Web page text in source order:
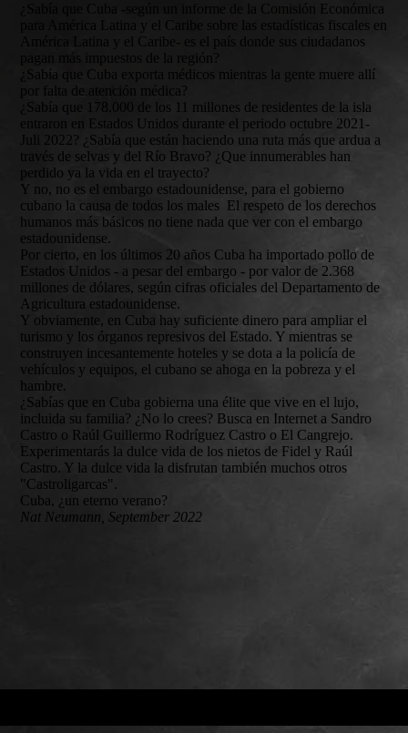
¿Sabía que Cuba -según un informe de la Comisión Económica
para América Latina y el Caribe sobre las estadísticas fiscales en
América Latina y el Caribe- es el país donde sus ciudadanos
pagan más impuestos de la región?
¿Sabía que Cuba exporta médicos mientras la gente muere allí
por falta de atención médica?
¿Sabía que 178.000 de los 11 millones de residentes de la isla
entraron en Estados Unidos durante el periodo octubre 2021-
Juli 2022? ¿Sabía que están haciendo una ruta más que ardua a
través de selvas y del Río Bravo? ¿Que innumerables han
perdido ya la vida en el trayecto?
Y no, no es el embargo estadounidense, para el gobierno
cubano la causa de todos los males El respeto de los derechos
humanos más básicos no tiene nada que ver con el embargo
estadounidense.
Por cierto, en los últimos 20 años Cuba ha importado pollo de
Estados Unidos - a pesar del embargo - por valor de 2.368
millones de dólares, según cifras oficiales del Departamento de
Agricultura estadounidense.
Y obviamente, en Cuba hay suficiente dinero para ampliar el
turismo y los órganos represivos del Estado. Y mientras se
construyen incesantemente hoteles y se dota a la policía de
vehículos y equipos, el cubano se ahoga en la pobreza y el
hambre.
¿Sabías que en Cuba gobierna una élite que vive en el lujo,
incluida su familia? ¿No lo crees? Busca en Internet a Sandro
Castro o Raúl Guillermo Rodríguez Castro o El Cangrejo.
Experimentarás la dulce vida de los nietos de Fidel y Raúl
Castro. Y la dulce vida la disfrutan también muchos otros
"Castroligarcas".
Cuba, ¿un eterno verano?
Nat Neumann, September 2022